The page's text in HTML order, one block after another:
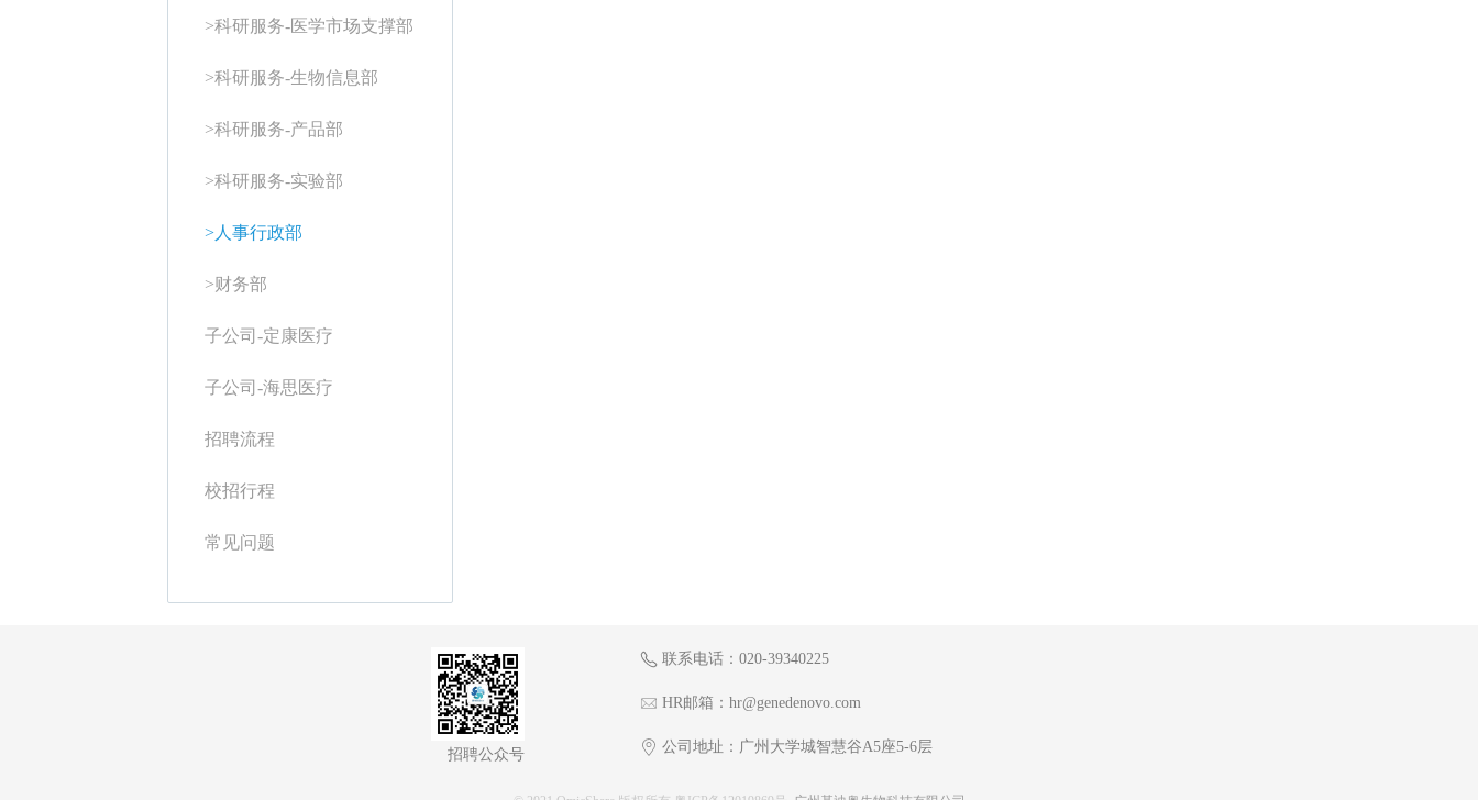
>科研服务-医学市场支撑部
>科研服务-生物信息部
>科研服务-产品部
>科研服务-实验部
>人事行政部
>财务部
子公司-定康医疗
子公司-海思医疗
招聘流程
校招行程
常见问题
招聘公众号
联系电话：020-39340225
HR邮箱：hr@genedenovo.com
公司地址：广州大学城智慧谷A5座5-6层